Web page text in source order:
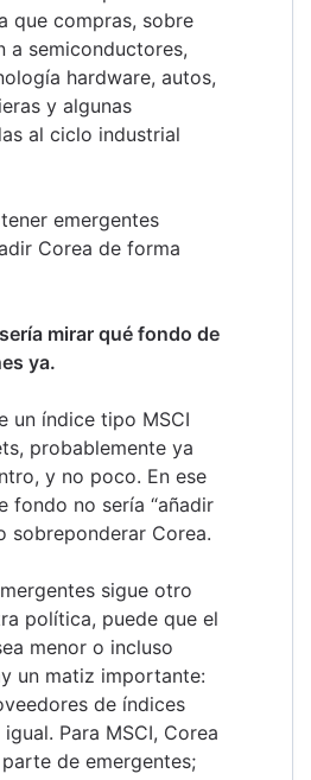
que compras, sobre
a semiconductores,
hardware, autos,
y algunas
al ciclo industrial
emergentes
Corea de forma
mirar qué fondo de
ya.
un índice tipo MSCI
probablemente ya
y no poco. En ese
fondo no sería “añadir
sobreponderar Corea.
sigue otro
política, puede que el
menor o incluso
un matiz importante:
de índices
Para MSCI, Corea
de emergentes;